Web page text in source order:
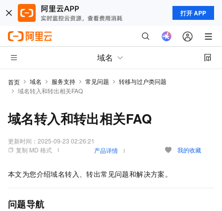
打开 APP
域名
首页 域名 服务支持 常见问题
转移与过户类问题
域名转入和转出相关FAQ
域名转入和转出相关FAQ
更新时间： 2025-09-23 02:26:21
复制 MD 格式
产品详情 我的收藏
本文为您介绍域名转入、转出常见问题和解决方案。
问题导航